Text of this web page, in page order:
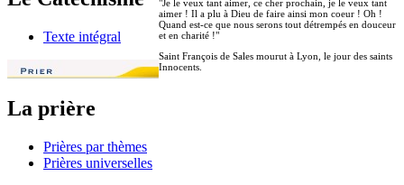
Texte intégral
La prière
Prières par thèmes
Prières universelles
"Je le veux tant aimer, ce cher prochain, je le veux tant
aimer ! Il a plu à Dieu de faire ainsi mon coeur ! Oh !
Quand est-ce que nous serons tout détrempés en douceur
et en charité !"
Saint François de Sales mourut à Lyon, le jour des saints
Innocents.